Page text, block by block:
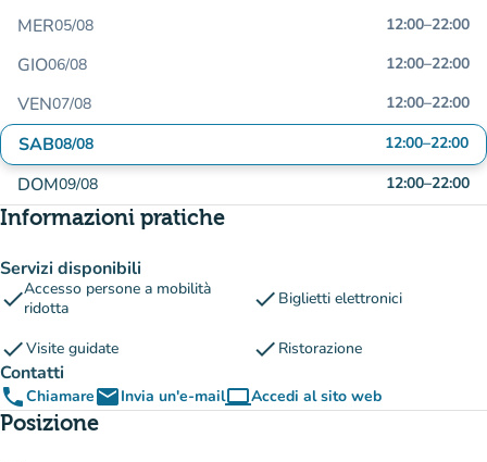
MER05/08 12:00–22:00
GIO06/08 12:00–22:00
VEN07/08 12:00–22:00
SAB08/08 12:00–22:00
DOM09/08 12:00–22:00
Informazioni pratiche
Servizi disponibili
checkAccesso persone a mobilità
ridotta
check Biglietti elettronici
checkVisite guidate check Ristorazione
Contatti
phoneChiamareemailInvia un'e-mailcomputerAccedi al sito web
(nuova scheda)
Posizione